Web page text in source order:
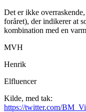
Det er ikke
foråret), der indikerer at
kombination med en
MVH
Henrik
Elfluencer
Kilde, med tak:
https://twitter.com/